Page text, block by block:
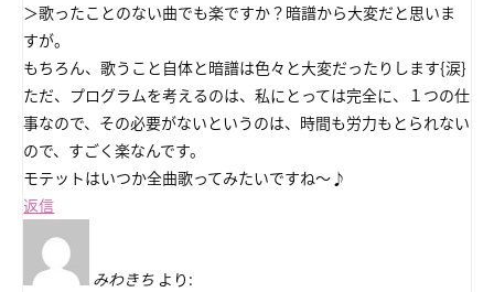
＞歌ったことのない曲でも楽ですか？暗譜から大変だと思いま
すが。
もちろん、歌うこと自体と暗譜は色々と大変だったりします{涙}
ただ、プログラムを考えるのは、私にとっては完全に、１つの仕
事なので、その必要がないというのは、時間も労力もとられない
ので、すごく楽なんです。
モテットはいつか全曲歌ってみたいですね～♪
返信
みわきち より: